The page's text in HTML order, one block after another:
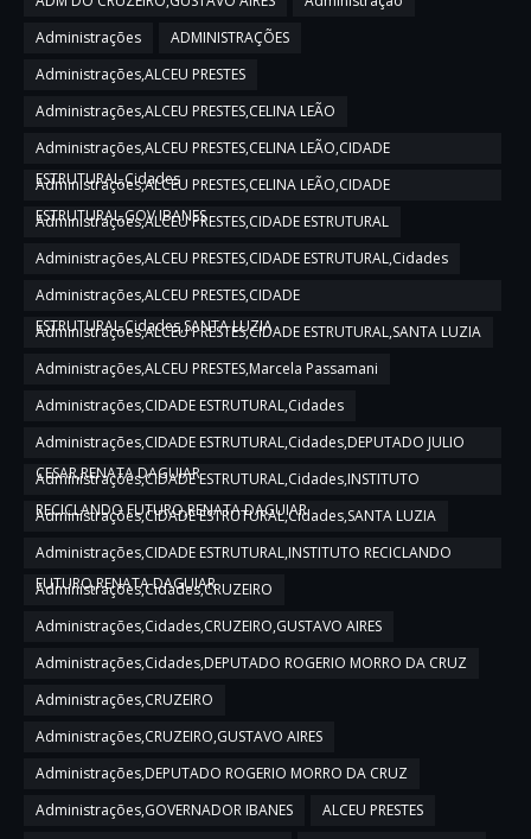
Administrações
ADMINISTRAÇÕES
Administrações,ALCEU PRESTES
Administrações,ALCEU PRESTES,CELINA LEÃO
Administrações,ALCEU PRESTES,CELINA LEÃO,CIDADE
ESTRUTURAL,Cidades
Administrações,ALCEU PRESTES,CELINA LEÃO,CIDADE
ESTRUTURAL,GOV IBANES
Administrações,ALCEU PRESTES,CIDADE ESTRUTURAL
Administrações,ALCEU PRESTES,CIDADE ESTRUTURAL,Cidades
Administrações,ALCEU PRESTES,CIDADE
ESTRUTURAL,Cidades,SANTA LUZIA
Administrações,ALCEU PRESTES,CIDADE ESTRUTURAL,SANTA LUZIA
Administrações,ALCEU PRESTES,Marcela Passamani
Administrações,CIDADE ESTRUTURAL,Cidades
Administrações,CIDADE ESTRUTURAL,Cidades,DEPUTADO JULIO
CESAR,RENATA DAGUIAR
Administrações,CIDADE ESTRUTURAL,Cidades,INSTITUTO
RECICLANDO FUTURO,RENATA DAGUIAR
Administrações,CIDADE ESTRUTURAL,Cidades,SANTA LUZIA
Administrações,CIDADE ESTRUTURAL,INSTITUTO RECICLANDO
FUTURO,RENATA DAGUIAR
Administrações,Cidades,CRUZEIRO
Administrações,Cidades,CRUZEIRO,GUSTAVO AIRES
Administrações,Cidades,DEPUTADO ROGERIO MORRO DA CRUZ
Administrações,CRUZEIRO
Administrações,CRUZEIRO,GUSTAVO AIRES
Administrações,DEPUTADO ROGERIO MORRO DA CRUZ
Administrações,GOVERNADOR IBANES
ALCEU PRESTES